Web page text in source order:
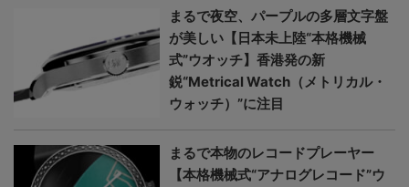
まるで夜空、パープルの多層文字盤
が美しい【日本未上陸“本格機械
式”ウオッチ】香港発の新
鋭“Metrical Watch（メトリカル・
ウォッチ）”に注目
まるで本物のレコードプレーヤー
【本格機械式“アナログレコード”ウ